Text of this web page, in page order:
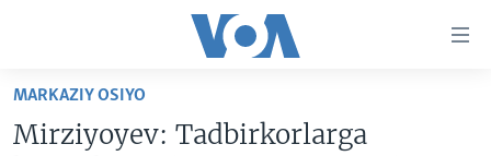
Boshiga
Qidiruvga
MARKAZIY OSIYO
Mirziyoyev: Tadbirkorlarga